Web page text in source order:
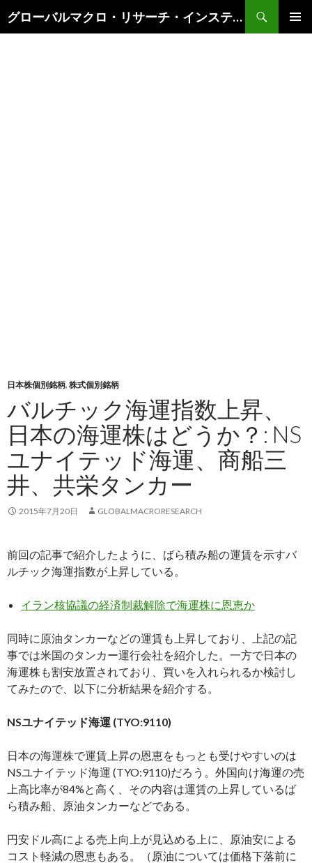
グローバルマクロ・リサーチ・インスティテュート
索
日本株個別銘柄, 株式個別銘柄
バルチック海運指数上昇、
日本の海運株はどうか？: NS
ユナイテッド海運、商船三
井、共栄タンカー
2015年7月20日 GLOBALMACRORESEARCH
前回の記事で紹介したように、ばら積み船の運賃を示すバ
ルチック海運指数が上昇している。
イラン核協議の経済制裁解除で海運株に恩恵か
同時に原油タンカーなどの運賃も上昇しており、上記の記
事では米国のタンカー運行会社を紹介した。一方で日本の
海運株も割安放置されており、買いを入れられるか検討し
てみたので、以下に分析結果を紹介する。
NSユナイテッド海運 (TYO:9110)
日本の海運株で運賃上昇の恩恵をもっとも受けやすいのは
NSユナイテッド海運 (TYO:9110)だろう。外国向け海運の売
上高比率が84%と高く、その内容は運賃の上昇しているば
ら積み船、原油タンカーなどである。
円安ドル高による売上向上が見込める上に、原油安による
コスト軽減の恩恵もある。（原油については価格下落前に